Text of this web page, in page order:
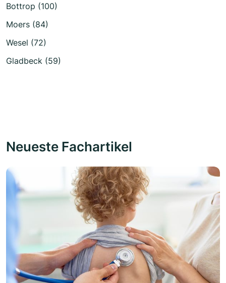
Bottrop (100)
Moers (84)
Wesel (72)
Gladbeck (59)
Neueste Fachartikel